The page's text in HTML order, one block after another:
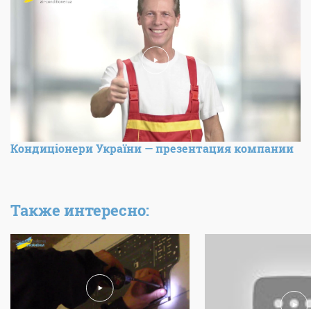
Кондиціонери України — презентация компании
Также интересно: